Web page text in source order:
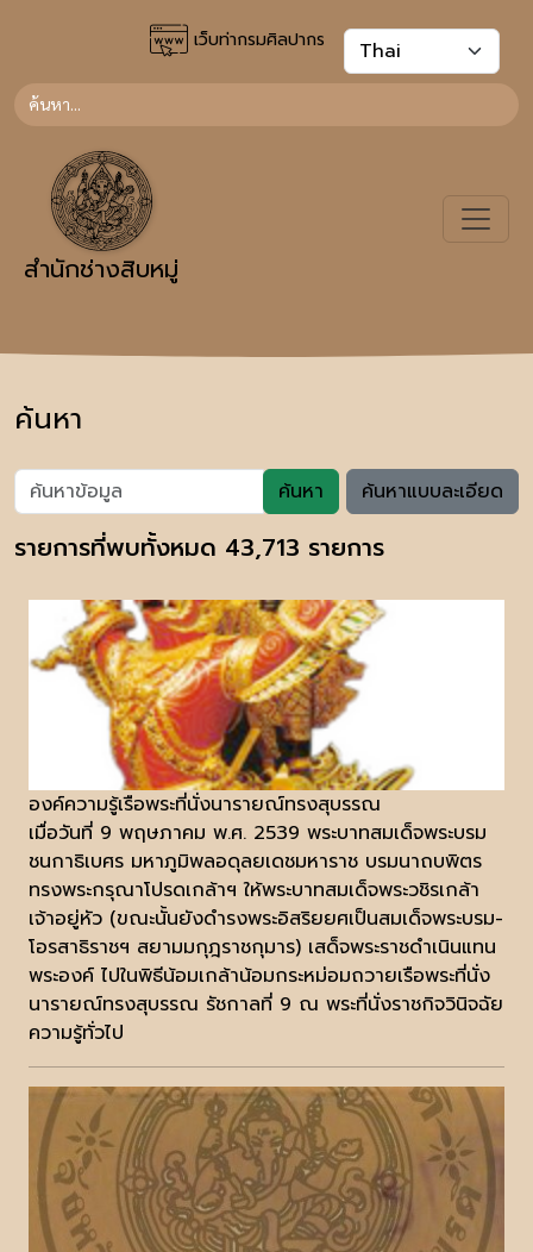
เว็บท่ากรมศิลปากร
สำนักช่างสิบหมู่
ค้นหา
ค้นหา ค้นหาแบบละเอียด
รายการที่พบทั้งหมด 43,713 รายการ
องค์ความรู้เรือพระที่นั่งนารายณ์ทรงสุบรรณ
เมื่อวันที่ 9 พฤษภาคม พ.ศ. 2539 พระบาทสมเด็จพระบรม
ชนกาธิเบศร มหาภูมิพลอดุลยเดชมหาราช บรมนาถบพิตร
ทรงพระกรุณาโปรดเกล้าฯ ให้พระบาทสมเด็จพระวชิรเกล้า
เจ้าอยู่หัว (ขณะนั้นยังดำรงพระอิสริยยศเป็นสมเด็จพระบรม-
โอรสาธิราชฯ สยามมกุฎราชกุมาร) เสด็จพระราชดำเนินแทน
พระองค์ ไปในพิธีน้อมเกล้าน้อมกระหม่อมถวายเรือพระที่นั่ง
นารายณ์ทรงสุบรรณ รัชกาลที่ 9 ณ พระที่นั่งราชกิจวินิจฉัย
ความรู้ทั่วไป